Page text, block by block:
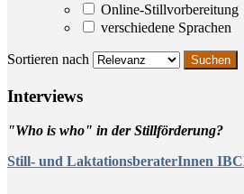
Online-Stillvorbereitung
verschiedene Sprachen
Sortieren nach
Inter­views
"Who is who" in der Stillförderung?
Still- und LaktationsberaterInnen